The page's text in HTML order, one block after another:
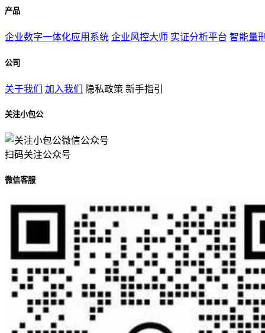
产品
企业数字一体化应用系统 企业风控大师 实证分析平台 智能量
公司
关于我们 加入我们 隐私政策 新手指引
关注小包公
扫码关注公众号
微信客服